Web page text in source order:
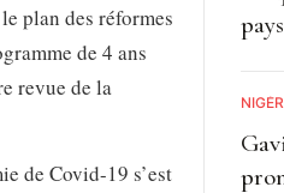
plan des réformes
de 4 ans
revue de la
de Covid-19 s’est
pays